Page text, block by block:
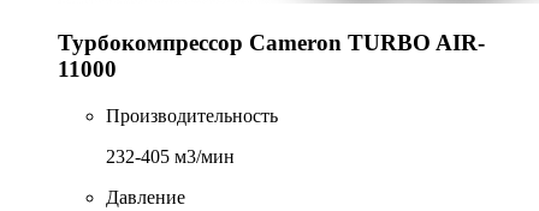
Турбокомпрессор Cameron TURBO AIR-
11000
Производительность
232-405 м3/мин
Давление